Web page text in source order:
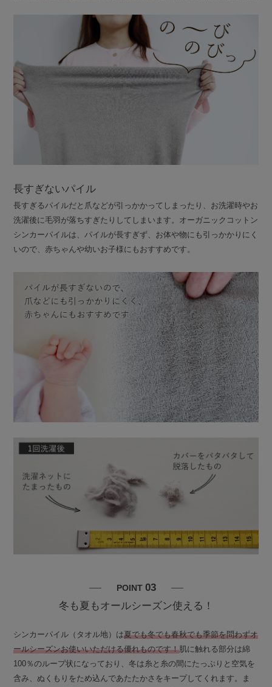
長すぎないパイル
長すぎるパイルだと爪などが引っかかってしまったり、お洗濯時やお
洗濯後に毛羽が落ちすぎたりしてしまいます。オーガニックコットン
シンカーパイルは、パイルが長すぎず、お体や物にも引っかかりにく
いので、赤ちゃんや幼いお子様にもおすすめです。
POINT 03
冬も夏もオールシーズン使える！
シンカーパイル（タオル地）は夏でも冬でも春秋でも季節を問わずオ
ールシーズンお使いいただける優れものです！肌に触れる部分は綿
100％のループ状になっており、冬は糸と糸の間にたっぷりと空気を
含み、ぬくもりをため込んであたたかさをキープしてくれます。ま